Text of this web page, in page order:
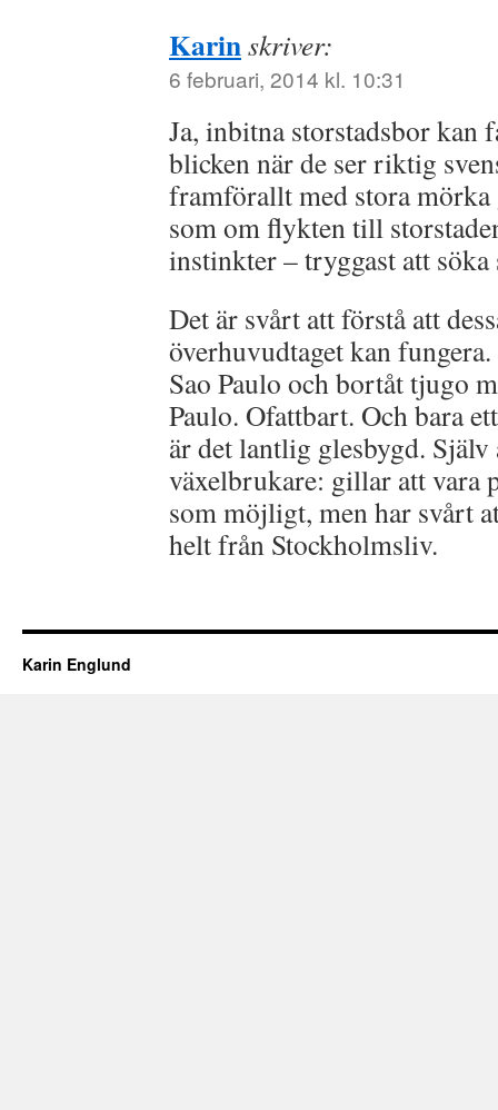
Karinskriver:
6 februari, 2014 kl. 10:31
Ja, inbitna storstadsbor kan
blicken när de ser riktig
framförallt med stora mörka
som om flykten till
instinkter – tryggast att
Det är svårt att förstå att
överhuvudtaget kan
Sao Paulo och bortåt tjugo
Paulo. Ofattbart. Och bara
är det lantlig glesbygd.
växelbrukare: gillar att vara
som möjligt, men har svårt
helt från Stockholmsliv.
Karin Englund